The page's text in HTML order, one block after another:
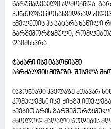
წარუმატებელი აღმოჩნდა.
კუნძულზე მოსახვედრად
ხმელეთის ეს პატარა ნაწილი
გარშემორტყმული,
დაიმსხვრა.
ტაძარი ისე იაპონიაში
აკრძალვის მიზეზი: შესვლა
იაპონიაში ყველაზე მთავარ
კომპლექსი ისე-ძინგუ
ხეებით არის
მხოლოდ მაღალი წოდების